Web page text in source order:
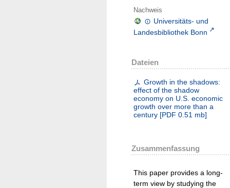
Nachweis
Universitäts- und
Landesbibliothek Bonn
Dateien
Growth in the shadows:
effect of the shadow
economy on U.S. economic
growth over more than a
century [PDF 0.51 mb]
Zusammenfassung
This paper provides a long-
term view by studying the